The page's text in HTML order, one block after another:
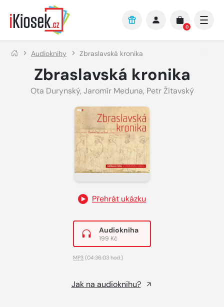
Přejít na hlavní obsah
0
Audioknihy Zbraslavská kronika
Zbraslavská kronika
Ota Durynský, Jaromír Meduna, Petr Žitavský
Přehrát ukázku
Audiokniha
199 Kč
MP3 (04:36:03 hod.)
Jak na audioknihu?